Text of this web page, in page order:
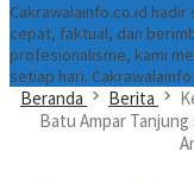
Cakrawalainfo.co.id
cepat, faktual, dan
profesionalisme, kami
setiap hari.
Beranda Berita
Batu Ampar